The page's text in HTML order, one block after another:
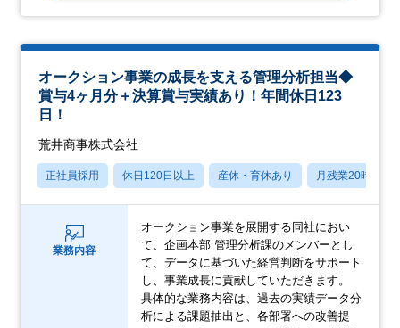
オークション事業の成長を支える管理分析担当◆
賞与4ヶ月分＋決算賞与実績あり！年間休日123
日！
荒井商事株式会社
正社員採用 休日120日以上 産休・育休あり 月残業20時間以
業務内容
オークション事業を展開する同社におい
て、企画本部 管理分析課のメンバーとし
て、データに基づいた経営判断をサポート
し、事業成長に貢献していただきます。
具体的な業務内容は、過去の実績データ分
析による課題抽出と、各部署への改善提